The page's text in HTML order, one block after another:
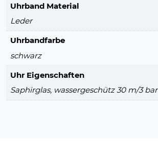
Uhrband Material
Leder
Uhrbandfarbe
schwarz
Uhr Eigenschaften
Saphirglas, wassergeschütz 30 m/3 bar